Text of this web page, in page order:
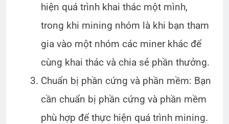
hiện quá trình khai thác một mình,
trong khi mining nhóm là khi bạn tham
gia vào một nhóm các miner khác để
cùng khai thác và chia sẻ phần thưởng.
Chuẩn bị phần cứng và phần mềm: Bạn
cần chuẩn bị phần cứng và phần mềm
phù hợp để thực hiện quá trình mining.